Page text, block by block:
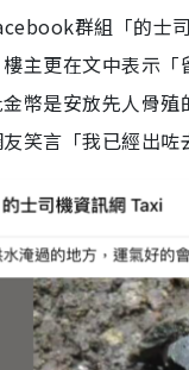
群組「的士
主更在文中表示
幣是安放先人骨
笑言「我已經出